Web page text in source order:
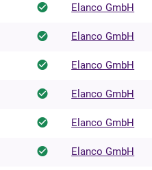
Elanco GmbH
Elanco GmbH
Elanco GmbH
Elanco GmbH
Elanco GmbH
Elanco GmbH